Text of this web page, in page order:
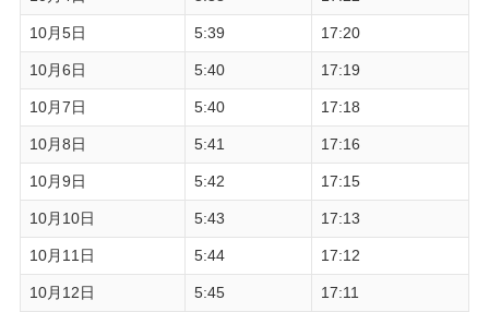
10月5日 5:39 17:20
10月6日 5:40 17:19
10月7日 5:40 17:18
10月8日 5:41 17:16
10月9日 5:42 17:15
10月10日 5:43 17:13
10月11日 5:44 17:12
10月12日 5:45 17:11